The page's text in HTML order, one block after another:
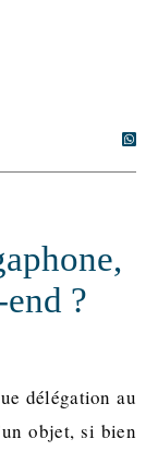
?
objet, si bien